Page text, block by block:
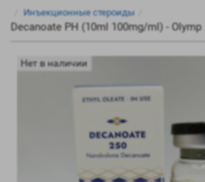
Инъекционные стероиды
Decanoate PH (10ml 100mg/ml) - Olymp
Нет в наличии